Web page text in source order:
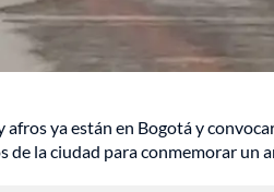
ya están en Bogotá y
de la ciudad para conmemorar un